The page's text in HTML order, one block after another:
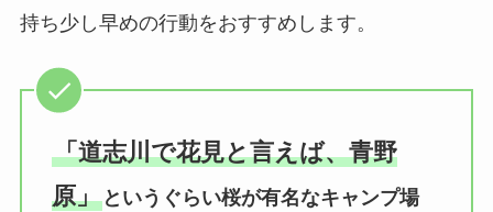
持ち少し早めの行動をおすすめします。
「道志川で花見と言えば、青野
原」というぐらい桜が有名なキャンプ場